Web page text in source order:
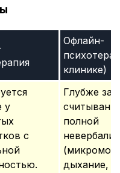
Офлайн-
клинике)
у
с
Глубже за
полной
дыхание,